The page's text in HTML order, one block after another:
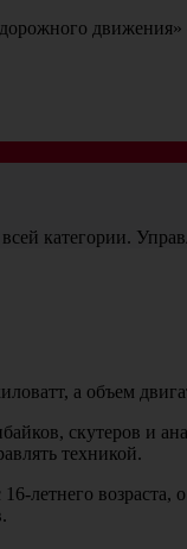
категории.
а объем
скутеров и
техникой.